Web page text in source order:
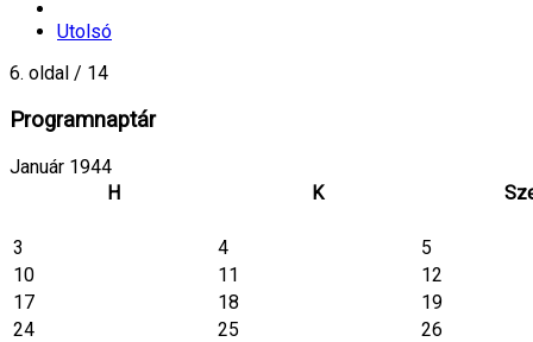
Utolsó
6. oldal / 14
Programnaptár
Január 1944
H
K
3 4
5
10
11
12
17
18
19
24
25
26